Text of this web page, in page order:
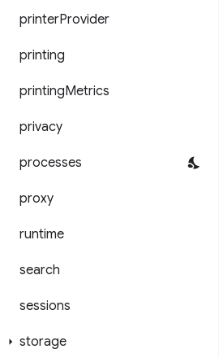
printerProvider
printing
printingMetrics
privacy
processes
proxy
runtime
search
sessions
storage